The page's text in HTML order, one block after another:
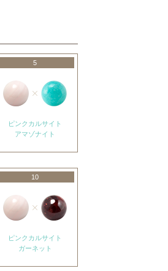
5
ピンクカルサイト
アマゾナイト
10
ピンクカルサイト
ガーネット